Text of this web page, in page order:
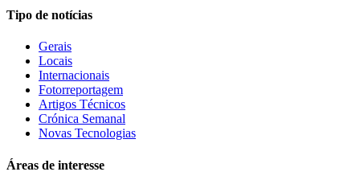
Tipo de notícias
Gerais
Locais
Internacionais
Fotorreportagem
Artigos Técnicos
Crónica Semanal
Novas Tecnologias
Áreas de interesse